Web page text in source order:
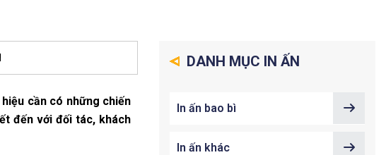
cần có những chiến
đến với đối tác, khách
DANH MỤC IN ẤN
In ấn bao bì
In ấn khác